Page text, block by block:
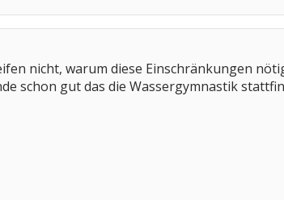
nicht, warum diese Einschränkungen
schon gut das die Wassergymnastik